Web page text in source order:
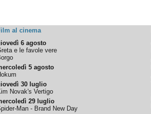
al cinema
6 agosto
e le favole vere
5 agosto
30 luglio
Novak's Vertigo
29 luglio
Man - Brand New Day